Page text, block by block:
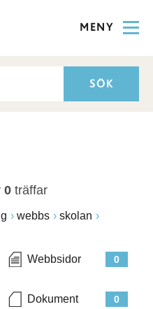
MENY
0 träffar
webbs skolan
0
Webbsidor
0
Dokument